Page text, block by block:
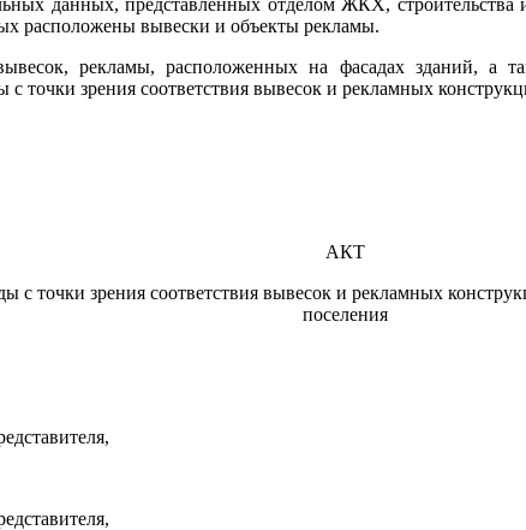
расположены вывески и объекты рекламы.
рекламы, расположенных на фасадах зданий, а
с точки зрения соответствия вывесок и рекламных
АКТ
с точки зрения соответствия вывесок и рекламных
поселения